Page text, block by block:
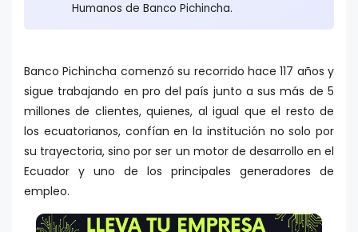
Humanos de Banco Pichincha.
Banco Pichincha comenzó su recorrido hace 117 años y
sigue trabajando en pro del país junto a sus más de 5
millones de clientes, quienes, al igual que el resto de
los ecuatorianos, confían en la institución no solo por
su trayectoria, sino por ser un motor de desarrollo en el
Ecuador y uno de los principales generadores de
empleo.